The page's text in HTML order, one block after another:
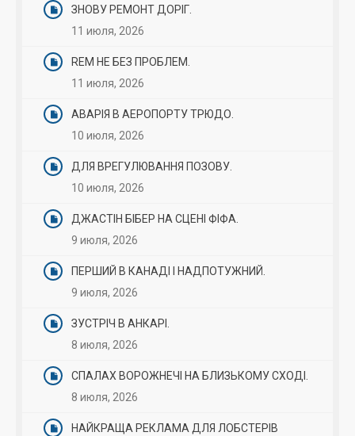
ЗНОВУ РЕМОНТ ДОРІГ.
11 июля, 2026
REM НЕ БЕЗ ПРОБЛЕМ.
11 июля, 2026
АВАРІЯ В АЕРОПОРТУ ТРЮДО.
10 июля, 2026
ДЛЯ ВРЕГУЛЮВАННЯ ПОЗОВУ.
10 июля, 2026
ДЖАСТІН БІБЕР НА СЦЕНІ ФІФА.
9 июля, 2026
ПЕРШИЙ В КАНАДІ І НАДПОТУЖНИЙ.
9 июля, 2026
ЗУСТРІЧ В АНКАРІ.
8 июля, 2026
СПАЛАХ ВОРОЖНЕЧІ НА БЛИЗЬКОМУ СХОДІ.
8 июля, 2026
НАЙКРАЩА РЕКЛАМА ДЛЯ ЛОБСТЕРІВ